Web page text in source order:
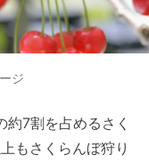
ジ
約7割を占めるさく
もさくらんぼ狩り